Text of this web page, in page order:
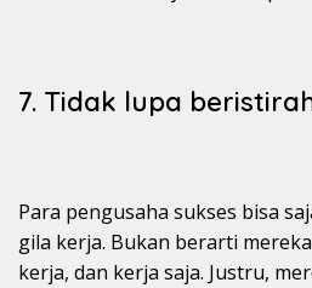
7. Tidak lupa
Para pengusaha sukses bisa
gila kerja. Bukan berarti
kerja, dan kerja saja. Justru,